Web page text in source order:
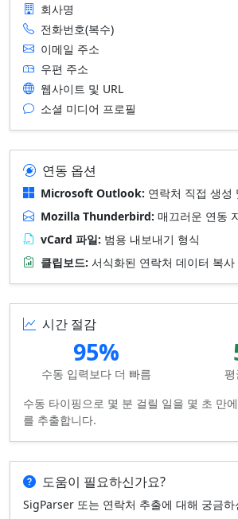
회사명
전화번호(복수)
이메일 주소
우편 주소
웹사이트 및 URL
소셜 미디어 프로필
연동 옵션
Microsoft Outlook: 연락처 직접 생성
Mozilla Thunderbird: 매끄러운 연동
vCard 파일: 범용 내보내기 형식
클립보드: 서식화된 연락처 데이터 복사
시간 절감
95%
수동 입력보다 더 빠름
수동 타이핑으로 몇 분 걸릴 일을 몇 초 만
를 추출합니다.
도움이 필요하신가요?
SigParser 또는 연락처 추출에 대해 궁금하